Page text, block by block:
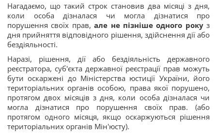
Нагадаємо, що такий строк становив два місяці з дня,
коли особа дізналася чи могла дізнатися про
порушення своїх прав,але не пізніше одного рокуз
дня прийняття відповідного рішення, здійснення дії або
бездіяльності.
Наразі, рішення, дії або бездіяльність державного
реєстратора, суб'єкта державної реєстрації прав можуть
бути оскаржені до Міністерства юстиції України, його
територіальних органів особою, права якої порушено,
протягом двох місяців з дня, коли особа дізналася чи
могла дізнатися про порушення своїх прав. (або
протягом одного місяця, якщо оскаржуються рішення
територіальних органів Мін'юсту).